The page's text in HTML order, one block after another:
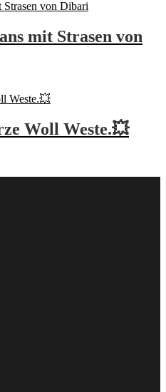
mit Strasen von
Woll Weste.💥